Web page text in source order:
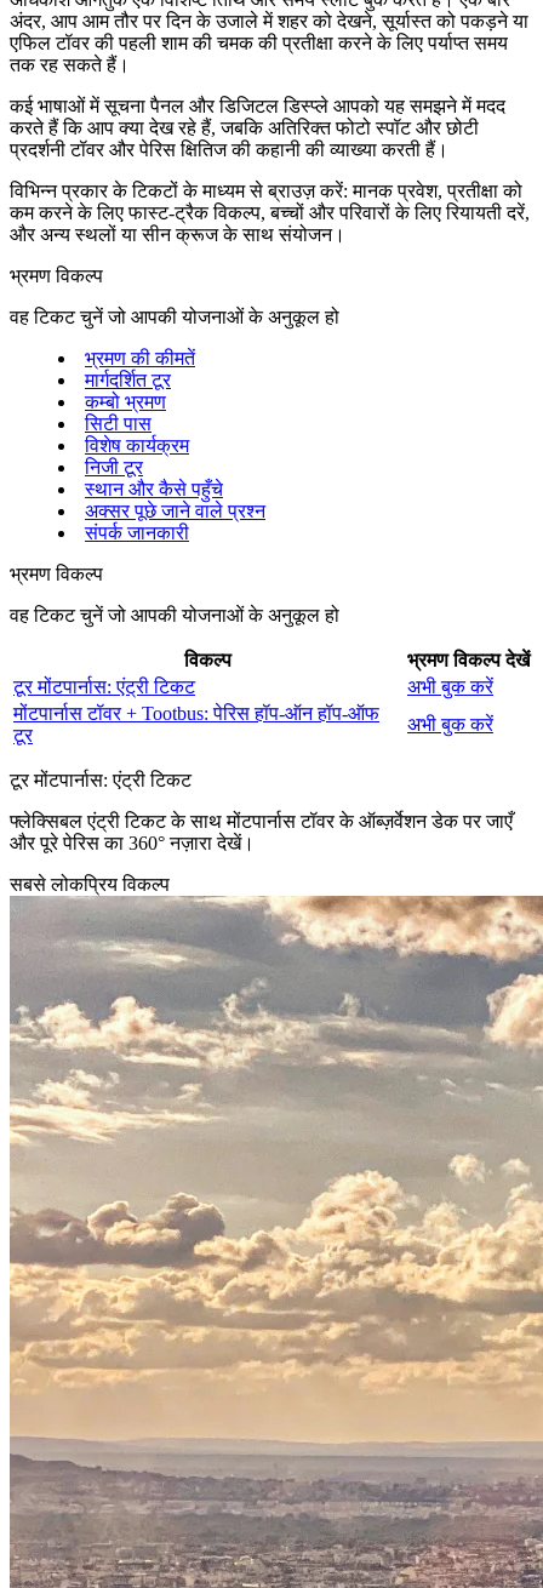
अंदर, आप आम तौर पर दिन के उजाले में शहर को देखने, सूर्यास्त को पकड़ने या
एफिल टॉवर की पहली शाम की चमक की प्रतीक्षा करने के लिए पर्याप्त समय
तक रह सकते हैं।
कई भाषाओं में सूचना पैनल और डिजिटल डिस्प्ले आपको यह समझने में मदद
करते हैं कि आप क्या देख रहे हैं, जबकि अतिरिक्त फोटो स्पॉट और छोटी
प्रदर्शनी टॉवर और पेरिस क्षितिज की कहानी की व्याख्या करती हैं।
विभिन्न प्रकार के टिकटों के माध्यम से ब्राउज़ करें: मानक प्रवेश, प्रतीक्षा को
कम करने के लिए फास्ट-ट्रैक विकल्प, बच्चों और परिवारों के लिए रियायती दरें,
और अन्य स्थलों या सीन क्रूज के साथ संयोजन।
भ्रमण विकल्प
वह टिकट चुनें जो आपकी योजनाओं के अनुकूल हो
भ्रमण की कीमतें
मार्गदर्शित टूर
कम्बो भ्रमण
सिटी पास
विशेष कार्यक्रम
निजी टूर
स्थान और कैसे पहुँचे
अक्सर पूछे जाने वाले प्रश्न
संपर्क जानकारी
भ्रमण विकल्प
वह टिकट चुनें जो आपकी योजनाओं के अनुकूल हो
विकल्प
भ्रमण विकल्प देखें
टूर मोंटपार्नास: एंट्री टिकट
अभी बुक करें
मोंटपार्नास टॉवर + Tootbus: पेरिस हॉप‑ऑन हॉप‑ऑफ
टूर
अभी बुक करें
टूर मोंटपार्नास: एंट्री टिकट
फ्लेक्सिबल एंट्री टिकट के साथ मोंटपार्नास टॉवर के ऑब्ज़र्वेशन डेक पर जाएँ
और पूरे पेरिस का 360° नज़ारा देखें।
सबसे लोकप्रिय विकल्प